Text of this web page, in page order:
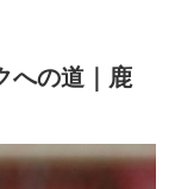
への道｜鹿